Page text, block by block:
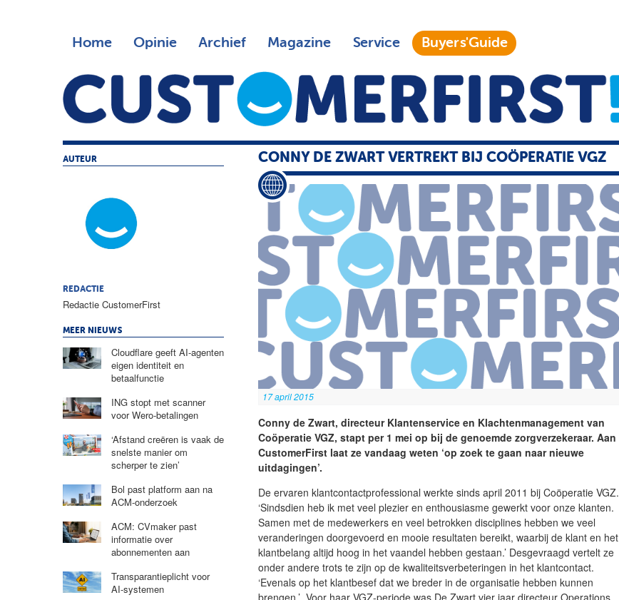
Home Opinie Archief Magazine Service Buyers'Guide
CONNY DE ZWART VERTREKT BIJ COÖPERATIE VGZ
17 april 2015
Conny de Zwart, directeur Klantenservice en Klachtenmanagement van
Coöperatie VGZ, stapt per 1 mei op bij de genoemde zorgverzekeraar. Aan
CustomerFirst laat ze vandaag weten ‘op zoek te gaan naar nieuwe
uitdagingen’.
De ervaren klantcontactprofessional werkte sinds april 2011 bij Coöperatie VGZ.
‘Sindsdien heb ik met veel plezier en enthousiasme gewerkt voor onze klanten.
Samen met de medewerkers en veel betrokken disciplines hebben we veel
veranderingen doorgevoerd en mooie resultaten bereikt, waarbij de klant en het
klantbelang altijd hoog in het vaandel hebben gestaan.’ Desgevraagd vertelt ze
onder andere trots te zijn op de kwaliteitsverbeteringen in het klantcontact.
‘Evenals op het klantbesef dat we breder in de organisatie hebben kunnen
brengen.’ Voor haar VGZ-periode was De Zwart vier jaar directeur Operations
AUTEUR
REDACTIE
Redactie CustomerFirst
MEER NIEUWS
Cloudflare geeft AI-agenten
eigen identiteit en
betaalfunctie
ING stopt met scanner
voor Wero-betalingen
‘Afstand creëren is vaak de
snelste manier om
scherper te zien’
Bol past platform aan na
ACM-onderzoek
ACM: CVmaker past
informatie over
abonnementen aan
Transparantieplicht voor
AI-systemen